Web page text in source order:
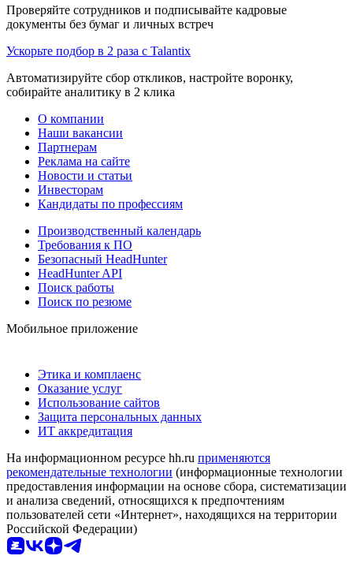
Проверяйте сотрудников и подписывайте кадровые
документы без бумаг и личных встреч
Ускорьте подбор в 2 раза с Talantix
Автоматизируйте сбор откликов, настройте воронку,
собирайте аналитику в 2 клика
О компании
Наши вакансии
Партнерам
Реклама на сайте
Новости и статьи
Инвесторам
Кандидаты по профессиям
Производственный календарь
Требования к ПО
Безопасный HeadHunter
HeadHunter API
Поиск работы
Поиск по резюме
Мобильное приложение
Этика и комплаенс
Оказание услуг
Использование сайтов
Защита персональных данных
ИТ аккредитация
На информационном ресурсе hh.ru применяются
рекомендательные технологии (информационные технологии
предоставления информации на основе сбора, систематизации
и анализа сведений, относящихся к предпочтениям
пользователей сети «Интернет», находящихся на территории
Российской Федерации)